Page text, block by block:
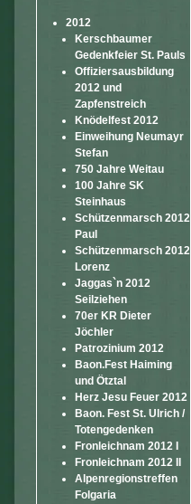
2012
Kerschbaumer
Gedenkfeier St. Pauls
Offiziersausbildung
2012 und
Zapfenstreich
Knödelfest 2012
Einweihung Neumayr
Stefan
750 Jahre Weitau
100 Jahre SK
Steinhaus
Schützenmarsch 2012
Paul
Schützenmarsch 2012
Lorenz
Jaggas`n 2012
Seilziehen
70er KR Dieter
Jöchler
Patrozinium 2012
Baon.Fest Haiming
und Ötztal
Herz Jesu Feuer 2012
Baon. Fest St. Ulrich /
Totengedenken
Fronleichnam 2012 I
Fronleichnam 2012 II
Alpenregionstreffen
Folgaria